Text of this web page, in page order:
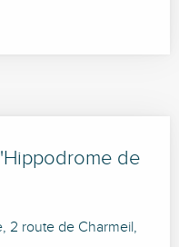
de
2 route de Charmeil,